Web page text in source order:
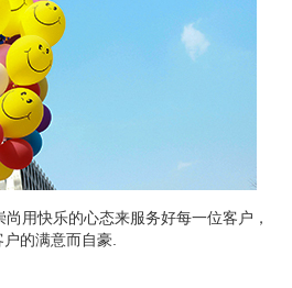
用快乐的心态来服务好每一位客户，
户的满意而自豪.